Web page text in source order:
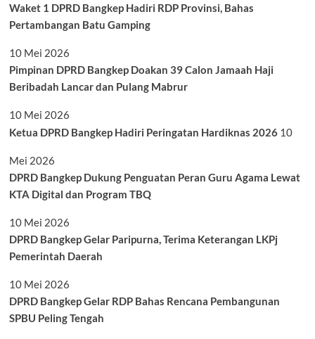
Waket 1 DPRD Bangkep Hadiri RDP Provinsi, Bahas
Pertambangan Batu Gamping
10 Mei 2026
Pimpinan DPRD Bangkep Doakan 39 Calon Jamaah Haji
Beribadah Lancar dan Pulang Mabrur
10 Mei 2026
Ketua DPRD Bangkep Hadiri Peringatan Hardiknas 2026 10
Mei 2026
DPRD Bangkep Dukung Penguatan Peran Guru Agama Lewat
KTA Digital dan Program TBQ
10 Mei 2026
DPRD Bangkep Gelar Paripurna, Terima Keterangan LKPj
Pemerintah Daerah
10 Mei 2026
DPRD Bangkep Gelar RDP Bahas Rencana Pembangunan
SPBU Peling Tengah